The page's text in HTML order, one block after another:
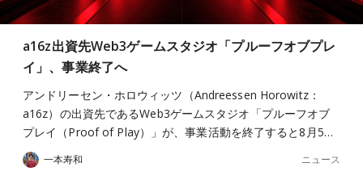
a16z出資先Web3ゲームスタジオ「プルーフオブプレ
イ」、事業終了へ
アンドリーセン・ホロウィッツ（Andreessen Horowitz：
a16z）の出資先であるWeb3ゲームスタジオ「プルーフオブ
プレイ（Proof of Play）」が、事業活動を終了すると8月5…
一本寿和 ニュース